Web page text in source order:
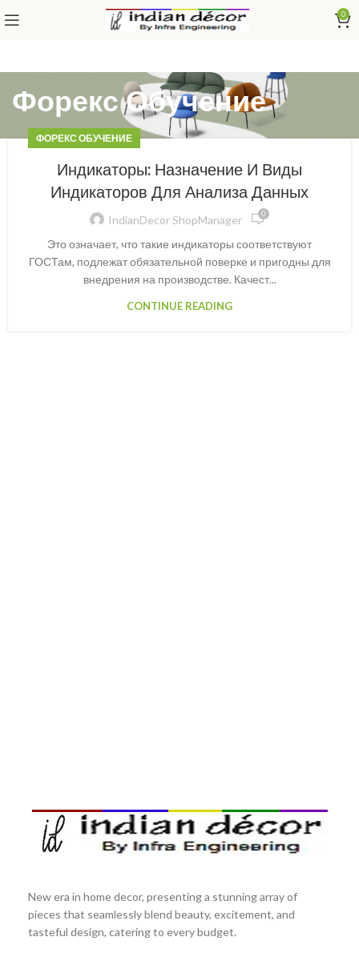
0
Форекс Обучение
ФОРЕКС ОБУЧЕНИЕ
Индикаторы: Назначение И Виды
Индикаторов Для Анализа Данных
IndianDecor ShopManager 0
Это означает, что такие индикаторы соответствуют
ГОСТам, подлежат обязательной поверке и пригодны для
внедрения на производстве. Качест...
CONTINUE READING
New era in home decor, presenting a stunning array of
pieces that seamlessly blend beauty, excitement, and
tasteful design, catering to every budget.